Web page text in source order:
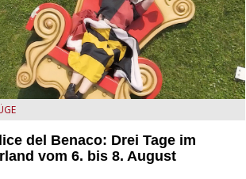
del Benaco: Drei Tage im Wunderland
del Benaco: Drei Tage im
vom 6. bis 8. August